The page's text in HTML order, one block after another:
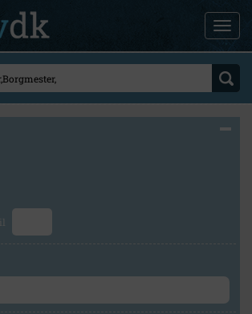
Til